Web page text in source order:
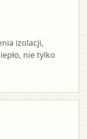
izolacji,
nie tylko